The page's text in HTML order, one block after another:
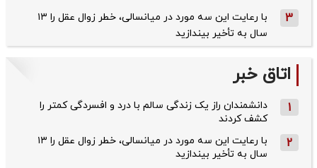
3
با رعایت این سه مورد در میانسالی، خطر زوال عقل را ۱۳
سال به تأخیر بیندازید
اتاق خبر
1
دانشمندان راز یک زندگی سالم با درد و افسردگی کمتر را
کشف کردند
2
با رعایت این سه مورد در میانسالی، خطر زوال عقل را ۱۳
سال به تأخیر بیندازید